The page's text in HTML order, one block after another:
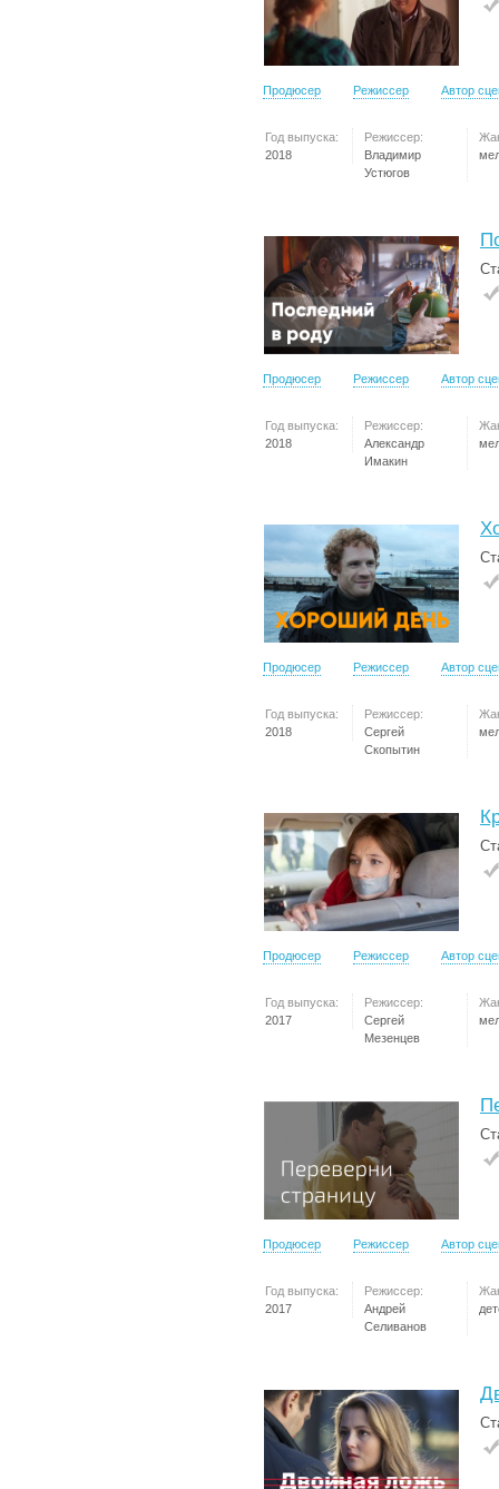
Продюсер Режиссер Автор
Год выпуска:
2018
Режиссер:
Владимир
Устюгов
Продюсер Режиссер Автор
Год выпуска:
2018
Режиссер:
Александр
Имакин
Продюсер Режиссер Автор
Год выпуска:
2018
Режиссер:
Сергей
Скопытин
Продюсер Режиссер Автор
Год выпуска:
2017
Режиссер:
Сергей
Мезенцев
Продюсер Режиссер Автор
Год выпуска:
2017
Режиссер:
Андрей
Селиванов